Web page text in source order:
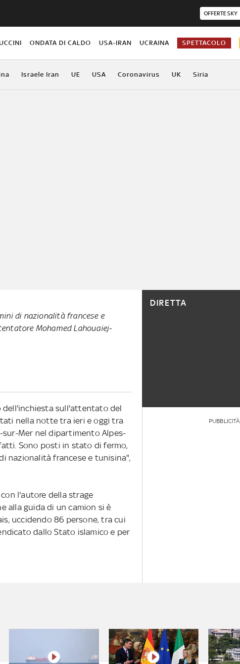
OFFERTE SKY
ONDATA DI CALDO USA-IRAN UCRAINA SPETTACOLO
Israele Iran UE USA Coronavirus UK Siria
di nazionalità francese e
Mohamed Lahouaiej-
sull'attentato del
nella notte tra ieri e oggi tra
sur-Mer nel dipartimento Alpes-
Sono posti in stato di fermo,
nazionalità francese e tunisina",
l'autore della strage
alla guida di un camion si è
uccidendo 86 persone, tra cui
dallo Stato islamico e per
DIRETTA
PUBBLICITÀ